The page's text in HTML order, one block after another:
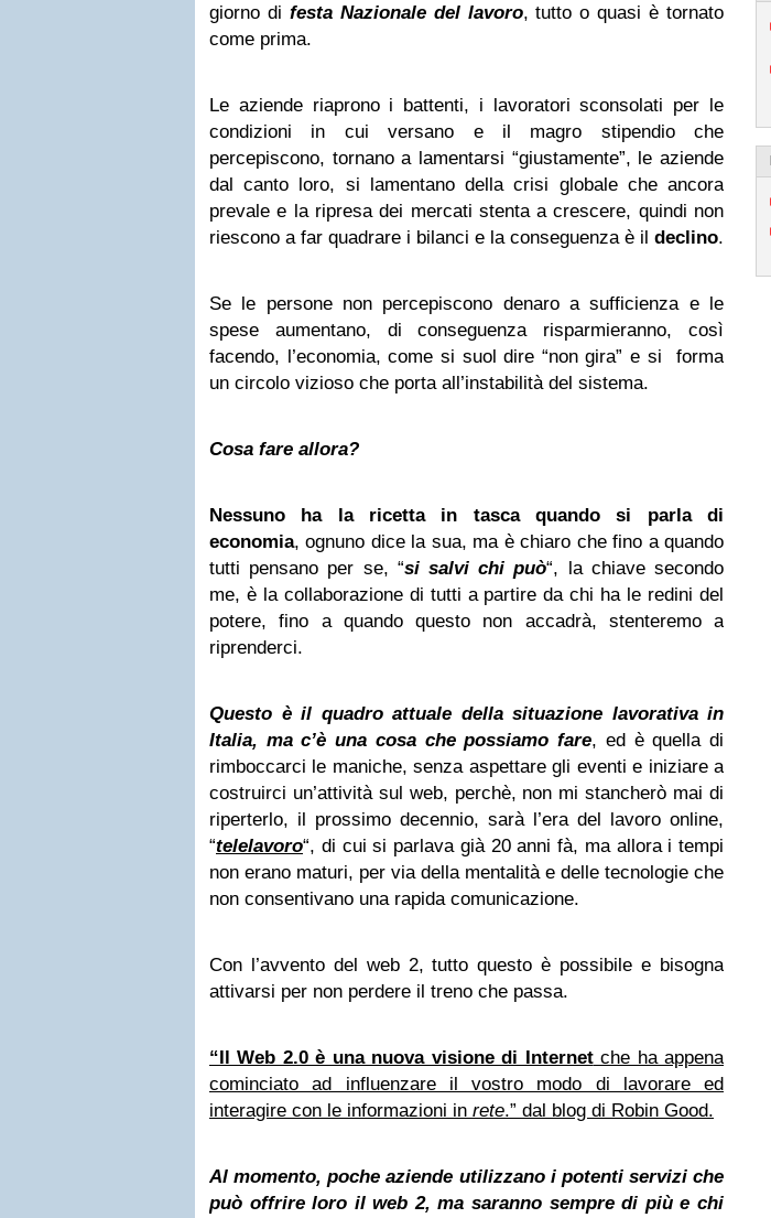
giorno di festa Nazionale del lavoro, tutto o quasi è tornato
come prima.
Le aziende riaprono i battenti, i lavoratori sconsolati per le
condizioni in cui versano e il magro stipendio che
percepiscono, tornano a lamentarsi “giustamente”, le aziende
dal canto loro, si lamentano della crisi globale che ancora
prevale e la ripresa dei mercati stenta a crescere, quindi non
riescono a far quadrare i bilanci e la conseguenza è il declino.
Se le persone non percepiscono denaro a sufficienza e le
spese aumentano, di conseguenza risparmieranno, così
facendo, l’economia, come si suol dire “non gira” e si forma
un circolo vizioso che porta all’instabilità del sistema.
Cosa fare allora?
Nessuno ha la ricetta in tasca quando si parla di
economia, ognuno dice la sua, ma è chiaro che fino a quando
tutti pensano per se, “si salvi chi può“, la chiave secondo
me, è la collaborazione di tutti a partire da chi ha le redini del
potere, fino a quando questo non accadrà, stenteremo a
riprenderci.
Questo è il quadro attuale della situazione lavorativa in
Italia, ma c’è una cosa che possiamo fare, ed è quella di
rimboccarci le maniche, senza aspettare gli eventi e iniziare a
costruirci un’attività sul web, perchè, non mi stancherò mai di
riperterlo, il prossimo decennio, sarà l’era del lavoro online,
“telelavoro“, di cui si parlava già 20 anni fà, ma allora i tempi
non erano maturi, per via della mentalità e delle tecnologie che
non consentivano una rapida comunicazione.
Con l’avvento del web 2, tutto questo è possibile e bisogna
attivarsi per non perdere il treno che passa.
“Il Web 2.0 è una nuova visione di Internetche ha appena
cominciato ad influenzare il vostro modo di lavorare ed
interagire con le informazioni in rete.” dal blog di Robin Good.
Al momento, poche aziende utilizzano i potenti servizi che
può offrire loro il web 2, ma saranno sempre di più e chi